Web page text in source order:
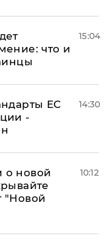
что и
15:04
ЕС
-
14:30
о новой
"Новой
10:12